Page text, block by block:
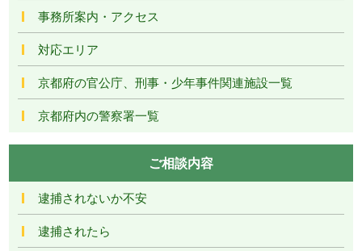
事務所案内・アクセス
対応エリア
京都府の官公庁、刑事・少年事件関連施設一覧
京都府内の警察署一覧
ご相談内容
逮捕されないか不安
逮捕されたら